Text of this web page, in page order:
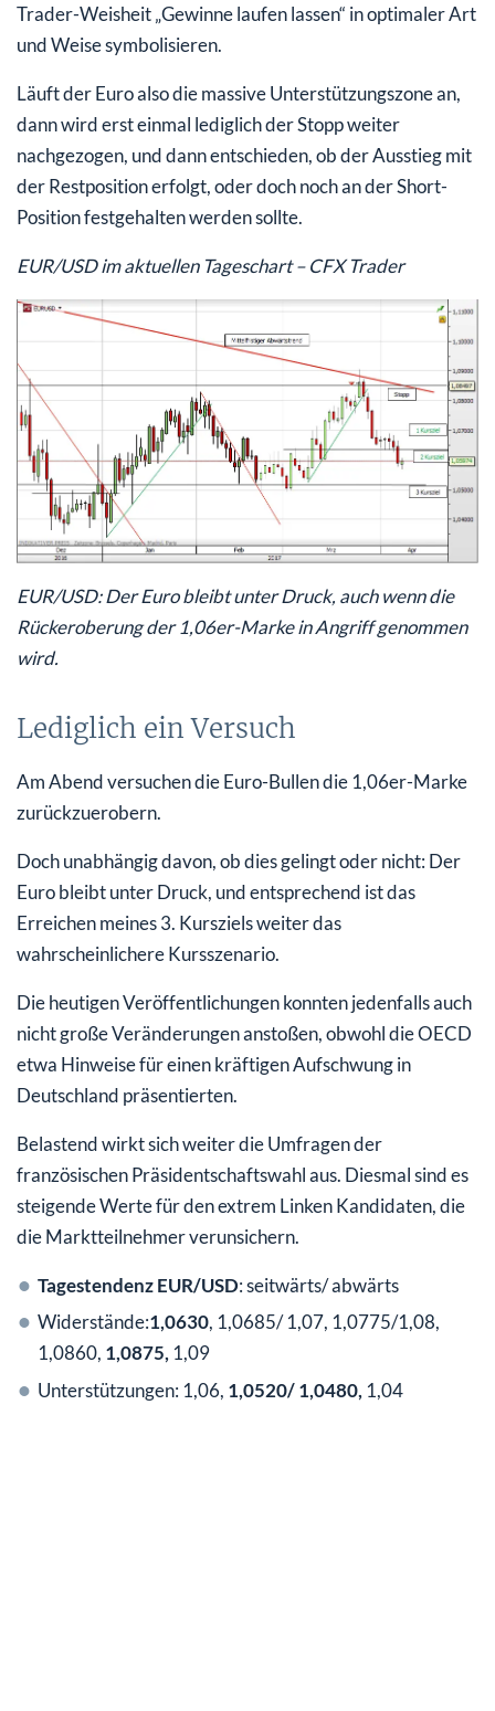
Trader-Weisheit „Gewinne laufen lassen“ in optimaler Art
und Weise symbolisieren.
Läuft der Euro also die massive Unterstützungszone an,
dann wird erst einmal lediglich der Stopp weiter
nachgezogen, und dann entschieden, ob der Ausstieg mit
der Restposition erfolgt, oder doch noch an der Short-
Position festgehalten werden sollte.
EUR/USD im aktuellen Tageschart – CFX Trader
EUR/USD: Der Euro bleibt unter Druck, auch wenn die
Rückeroberung der 1,06er-Marke in Angriff genommen
wird.
Lediglich ein Versuch
Am Abend versuchen die Euro-Bullen die 1,06er-Marke
zurückzuerobern.
Doch unabhängig davon, ob dies gelingt oder nicht: Der
Euro bleibt unter Druck, und entsprechend ist das
Erreichen meines 3. Kursziels weiter das
wahrscheinlichere Kursszenario.
Die heutigen Veröffentlichungen konnten jedenfalls auch
nicht große Veränderungen anstoßen, obwohl die OECD
etwa Hinweise für einen kräftigen Aufschwung in
Deutschland präsentierten.
Belastend wirkt sich weiter die Umfragen der
französischen Präsidentschaftswahl aus. Diesmal sind es
steigende Werte für den extrem Linken Kandidaten, die
die Marktteilnehmer verunsichern.
Tagestendenz EUR/USD: seitwärts/ abwärts
Widerstände:1,0630, 1,0685/ 1,07, 1,0775/1,08,
1,0860, 1,0875, 1,09
Unterstützungen: 1,06, 1,0520/ 1,0480, 1,04